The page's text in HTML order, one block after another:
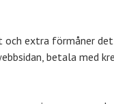
extra förmåner
betala med